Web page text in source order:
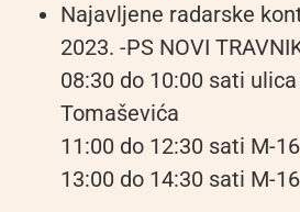
Najavljene radarske
2023. -PS NOVI
08:30 do 10:00 sati
Tomaševića
11:00 do 12:30 sati M-
13:00 do 14:30 sati M-